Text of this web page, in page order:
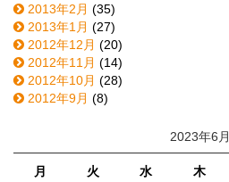
2013年2月 (35)
2013年1月 (27)
2012年12月 (20)
2012年11月 (14)
2012年10月 (28)
2012年9月 (8)
2023年6月
月 火 水 木